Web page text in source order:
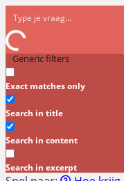
Generic filters
Exact matches only
Search in title
Search in content
Search in excerpt